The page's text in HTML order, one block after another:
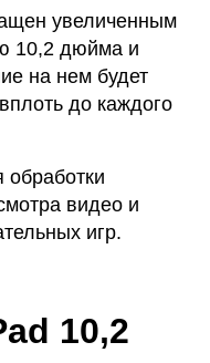
увеличенным
10,2 дюйма и
на нем будет
до каждого
видео и
игр.
10,2